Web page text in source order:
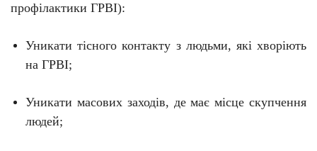
профілактики ГРВІ):
Уникати тісного контакту з людьми, які хворіють
на ГРВІ;
Уникати масових заходів, де має місце скупчення
людей;